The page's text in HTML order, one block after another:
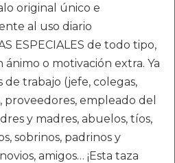
original único e
al uso diario
ESPECIALES de todo tipo,
o motivación extra. Ya
de trabajo (jefe, colegas,
proveedores, empleado del
y madres, abuelos, tíos,
sobrinos, padrinos y
amigos… ¡Esta taza